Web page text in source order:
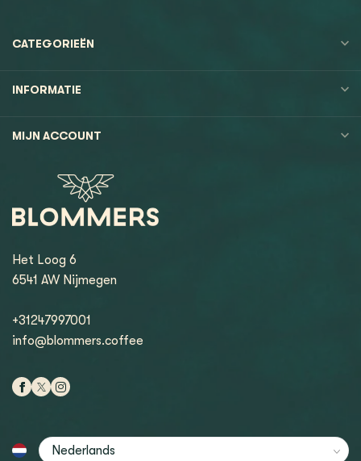
CATEGORIEËN
INFORMATIE
MIJN ACCOUNT
Het Loog 6
6541 AW Nijmegen
+31247997001
info@blommers.coffee